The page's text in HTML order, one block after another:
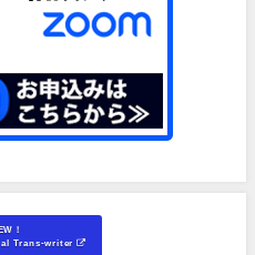
！
Trans-writer